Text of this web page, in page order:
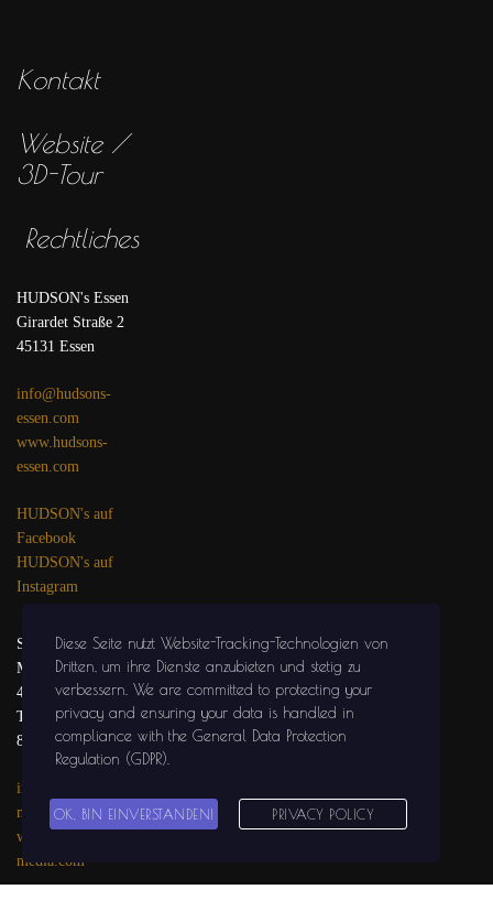
Kontakt
Website /
3D-Tour
Rechtliches
HUDSON's Essen
Girardet Straße 2
45131 Essen
info@hudsons-
essen.com
www.hudsons-
essen.com
HUDSON's auf
Facebook
HUDSON's auf
Instagram
SOLIDGROUND
MEDIA
47441 MOERS
Tel.: 02841 / 999 29
81
info@solidground-
media.com
www.solidground-
media.com
Diese Seite nutzt Website-Tracking-Technologien von
Dritten, um ihre Dienste anzubieten und stetig zu
verbessern . We are committed to protecting your
privacy and ensuring your data is handled in
compliance with the General Data Protection
Regulation (GDPR)
OK, BIN EINVERSTANDEN! PRIVACY POLICY